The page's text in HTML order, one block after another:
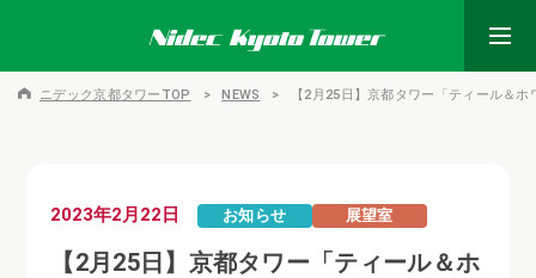
ニデック京都タワーTOP NEWS 【2月25日】京都タワー「ティール＆
2023年2月22日 お知らせ 展望室
【2月25日】京都タワー「ティール＆ホ